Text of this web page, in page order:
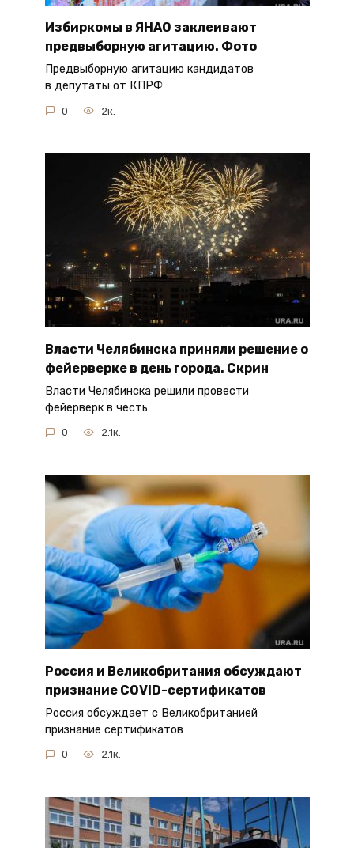
Избиркомы в ЯНАО заклеивают
предвыборную агитацию. Фото
Предвыборную агитацию кандидатов
в депутаты от КПРФ
0 2к.
Власти Челябинска приняли решение о
фейерверке в день города. Скрин
Власти Челябинска решили провести
фейерверк в честь
0 2.1к.
Россия и Великобритания обсуждают
признание COVID-сертификатов
Россия обсуждает с Великобританией
признание сертификатов
0 2.1к.